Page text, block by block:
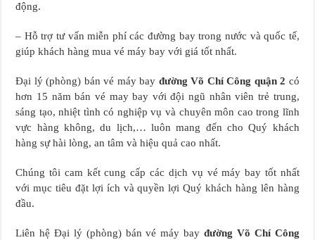
động.
– Hỗ trợ tư vấn miễn phí các đường bay trong nước và quốc tế,
giúp khách hàng mua vé máy bay với giá tốt nhất.
Đại lý (phòng) bán vé máy bay đường Võ Chí Công quận 2 có
hơn 15 năm bán vé may bay với đội ngũ nhân viên trẻ trung,
sáng tạo, nhiệt tình có nghiệp vụ và chuyên môn cao trong lĩnh
vực hàng không, du lịch,… luôn mang đến cho Quý khách
hàng sự hài lòng, an tâm và hiệu quả cao nhất.
Chúng tôi cam kết cung cấp các dịch vụ vé máy bay tốt nhất
với mục tiêu đặt lợi ích và quyền lợi Quý khách hàng lên hàng
đầu.
Liên hệ Đại lý (phòng) bán vé máy bayđường Võ Chí Công